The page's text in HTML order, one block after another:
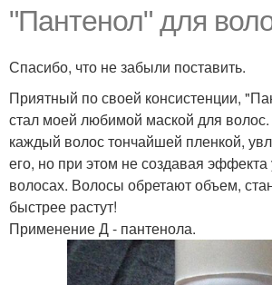
"Пантенол" для
Спасибо, что не забыли поставить.
Приятный по своей консистенции,
стал моей любимой маской для
каждый волос тончайшей пленкой,
его, но при этом не создавая
волосах. Волосы обретают объем,
быстрее растут!
Применение Д - пантенола.